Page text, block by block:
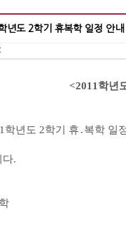
년도 2학기 휴복학 일정 안내
<2011 학년
학년도 2학기 휴 ․복학 일
다.